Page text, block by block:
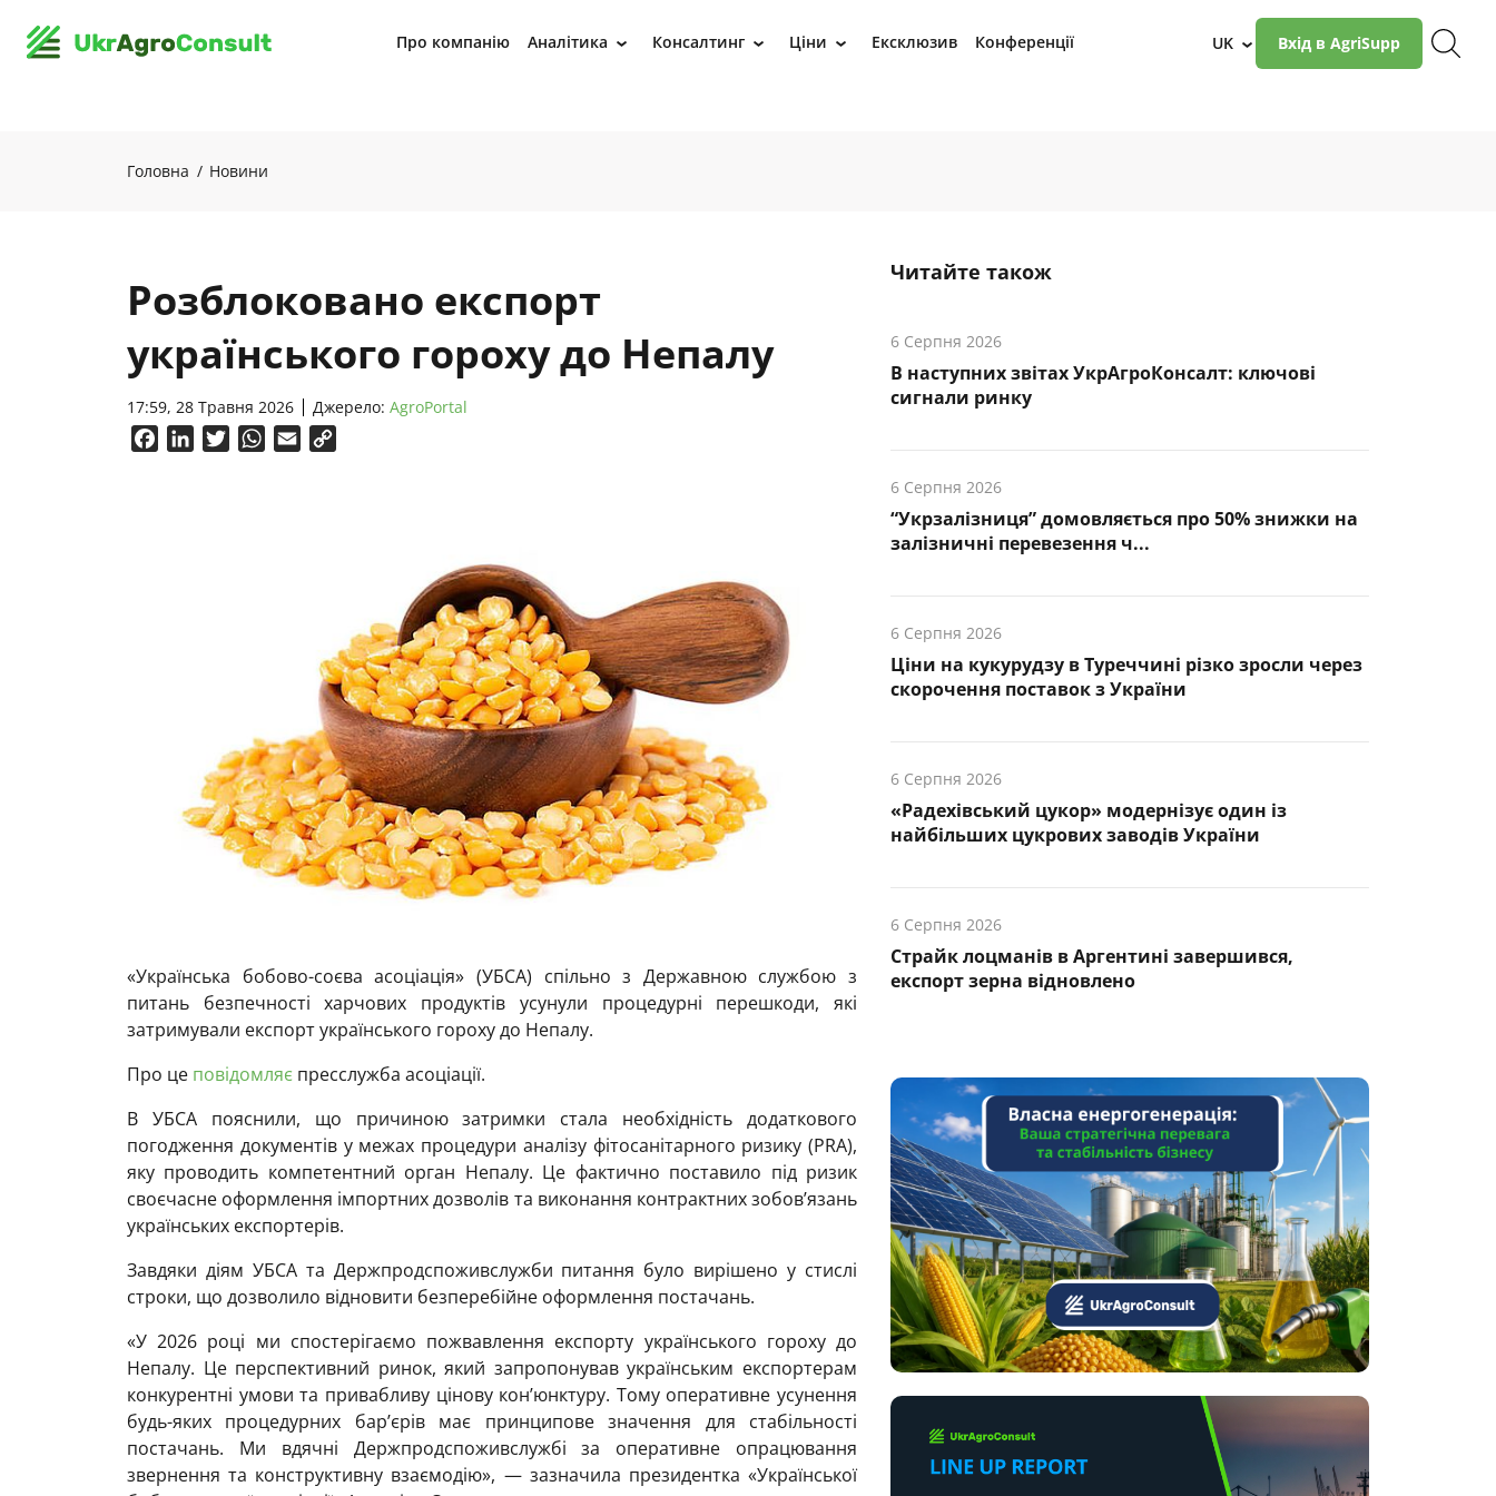
Про компанію Аналітика › Консалтинг › Ціни › Ексклюзив Конференції UK › Вхід в AgriSupp
Головна Новини
Розблоковано експорт
українського гороху до Непалу
17:59, 28 Травня 2026 Джерело: AgroPortal
FacebookLinkedInTwitterWhatsApp
Email
«Українська бобово-соєва асоціація» (УБСА) спільно з Державною службою з
питань безпечності харчових продуктів усунули процедурні перешкоди, які
затримували експорт українського гороху до Непалу.
Про це повідомляє пресслужба асоціації.
В УБСА пояснили, що причиною затримки стала необхідність додаткового
погодження документів у межах процедури аналізу фітосанітарного ризику (PRA),
яку проводить компетентний орган Непалу. Це фактично поставило під ризик
своєчасне оформлення імпортних дозволів та виконання контрактних зобов’язань
українських експортерів.
Завдяки діям УБСА та Держпродспоживслужби питання було вирішено у стислі
строки, що дозволило відновити безперебійне оформлення постачань.
«У 2026 році ми спостерігаємо пожвавлення експорту українського гороху до
Непалу. Це перспективний ринок, який запропонував українським експортерам
конкурентні умови та привабливу цінову кон’юнктуру. Тому оперативне усунення
будь-яких процедурних бар’єрів має принципове значення для стабільності
постачань. Ми вдячні Держпродспоживслужбі за оперативне опрацювання
звернення та конструктивну взаємодію», — зазначила президентка «Української
Читайте також
6 Серпня 2026
В наступних звітах УкрАгроКонсалт: ключові
cигнали ринку
6 Серпня 2026
“Укрзалізниця” домовляється про 50% знижки на
залізничні перевезення ч...
6 Серпня 2026
Ціни на кукурудзу в Туреччині різко зросли через
скорочення поставок з України
6 Серпня 2026
«Радехівський цукор» модернізує один із
найбільших цукрових заводів України
6 Серпня 2026
Страйк лоцманів в Аргентині завершився,
експорт зерна відновлено